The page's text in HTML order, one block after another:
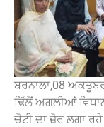
ਬਰਨਾਲਾ,08
ਢਿੱਲੋਂ ਅਗਲੀਆਂ
ਚੋਟੀ ਦਾ ਜ਼ੋਰ ਲਗਾ